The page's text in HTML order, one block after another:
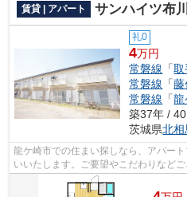
賃貸 | アパート サンハイツ布
礼0
4万円
常磐線 「取
常磐線 「藤
常磐線 「龍
築37年 /
茨城県北
龍ケ崎市での住まい探しなら、アパー
いいたします。ご要望やこだわりなど
to.co.jpにてお申し付け下さい。お部屋